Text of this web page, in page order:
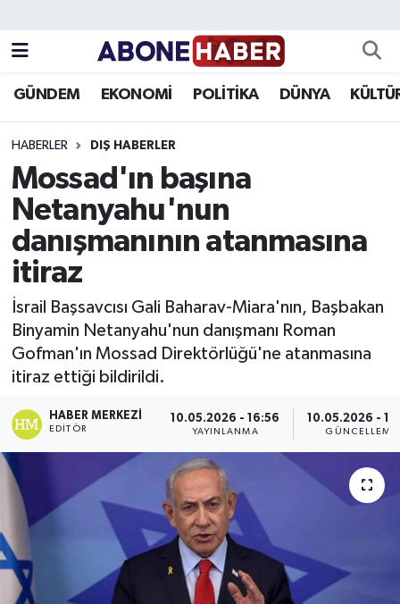
GÜNDEM EKONOMİ POLİTİKA DÜNYA
HABERLER DIŞ HABERLER
Mossad'ın başına
Netanyahu'nun
danışmanının atanmasına
itiraz
İsrail Başsavcısı Gali Baharav-Miara'nın, Başbakan
Binyamin Netanyahu'nun danışmanı Roman
Gofman'ın Mossad Direktörlüğü'ne atanmasına
itiraz ettiği bildirildi.
HABER MERKEZI
EDITÖR
10.05.2026 - 16:56
YAYINLANMA
10.05.2026 -
GÜNCELLEME
Asayiş
Bilim ve Teknoloji
Dünya
Eğitim
Ekonomi
Gündem
Haberde İnsan
Süper Lig Puan Durumu ve Fikstür
Tüm Manşetler
Haber Arşivi